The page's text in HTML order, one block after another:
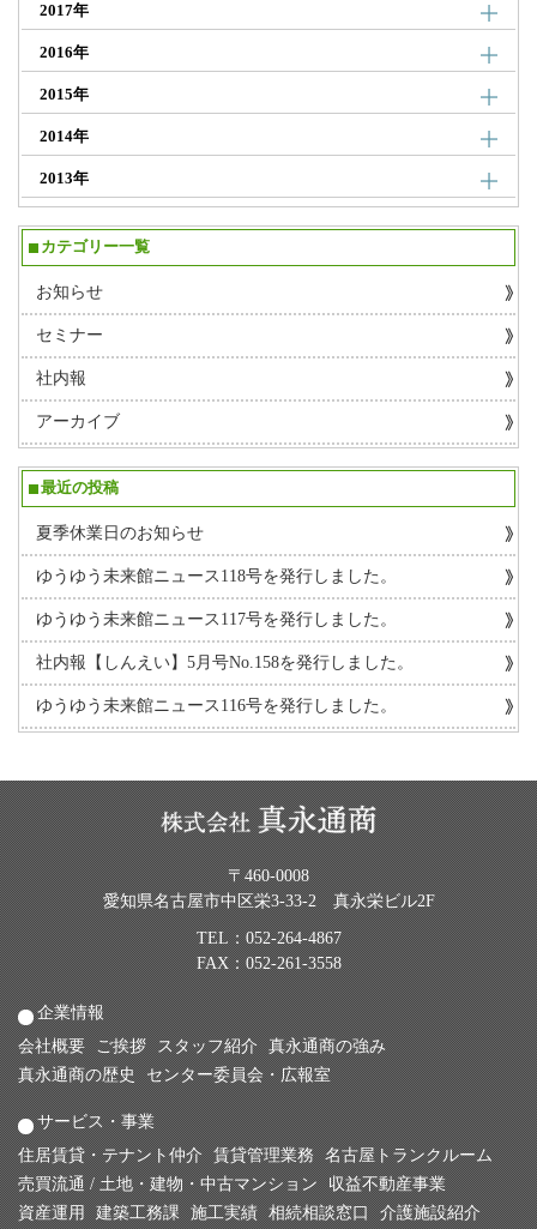
2017年
2016年
2015年
2014年
2013年
カテゴリー一覧
お知らせ
セミナー
社内報
アーカイブ
最近の投稿
夏季休業日のお知らせ
ゆうゆう未来館ニュース118号を発行しました。
ゆうゆう未来館ニュース117号を発行しました。
社内報【しんえい】5月号No.158を発行しました。
ゆうゆう未来館ニュース116号を発行しました。
〒460-0008
愛知県名古屋市中区栄3-33-2 真永栄ビル2F
TEL：052-264-4867
FAX：052-261-3558
企業情報
会社概要 ご挨拶 スタッフ紹介 真永通商の強み
真永通商の歴史 センター委員会・広報室
サービス・事業
住居賃貸・テナント仲介 賃貸管理業務 名古屋トランクルーム
売買流通 / 土地・建物・中古マンション 収益不動産事業
資産運用 建築工務課 施工実績 相続相談窓口 介護施設紹介